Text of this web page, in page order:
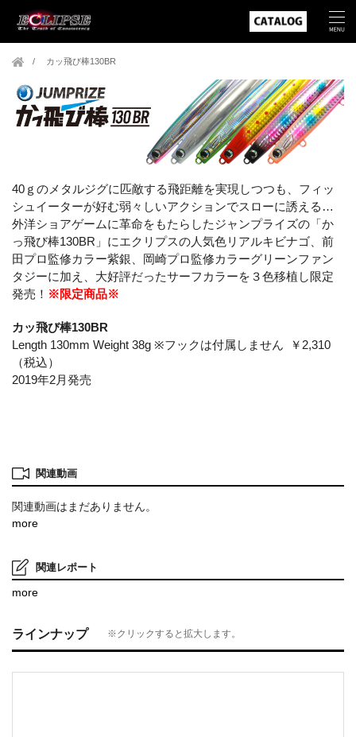
カッ飛び棒130BR
40ｇのメタルジグに匹敵する飛距離を実現しつつも、フィッ
シュイーターが好む弱々しいアクションでスローに誘える…
外洋ショアゲームに革命をもたらしたジャンプライズの「か
っ飛び棒130BR」にエクリプスの人気色リアルキビナゴ、前
田プロ監修カラー紫銀、岡崎プロ監修カラーグリーンファン
タジーに加え、大好評だったサーフカラーを３色移植し限定
発売！ ※限定商品※
カッ飛び棒130BR
Length 130mm Weight 38g ※フックは付属しません ￥2,310
（税込）
2019年2月発売
関連動画
関連動画はまだありません。
more
関連レポート
more
ラインナップ ※クリックすると拡大します。